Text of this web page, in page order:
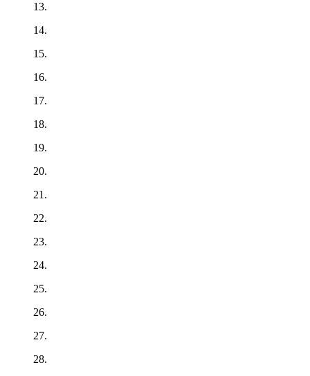
13.
14.
15.
16.
17.
18.
19.
20.
21.
22.
23.
24.
25.
26.
27.
28.